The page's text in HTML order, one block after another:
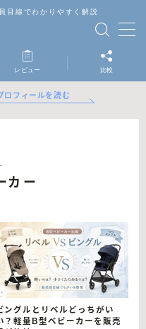
目線でわかりやすく解説
レビュー 比較
ロフィールを読む
カー
ングルとリベルどっちがい
？軽量B型ベビーカーを販売